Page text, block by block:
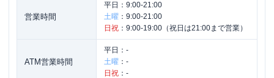
営業時間
平日： 9:00-21:00
土曜 ： 9:00-21:00
日祝 ： 9:00-19:00（祝日は21:00まで営業）
ATM営業時間
平日： -
土曜 ： -
日祝 ： -